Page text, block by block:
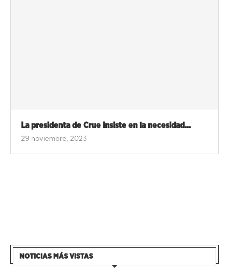
La presidenta de Crue insiste en la necesidad...
29 noviembre, 2023
NOTICIAS MÁS VISTAS